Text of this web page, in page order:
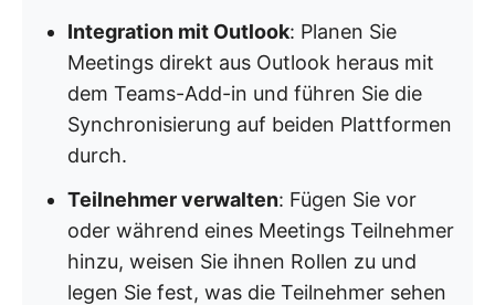
Integration mit Outlook: Planen Sie
Meetings direkt aus Outlook heraus mit
dem Teams-Add-in und führen Sie die
Synchronisierung auf beiden Plattformen
durch.
Teilnehmer verwalten: Fügen Sie vor
oder während eines Meetings Teilnehmer
hinzu, weisen Sie ihnen Rollen zu und
legen Sie fest, was die Teilnehmer sehen